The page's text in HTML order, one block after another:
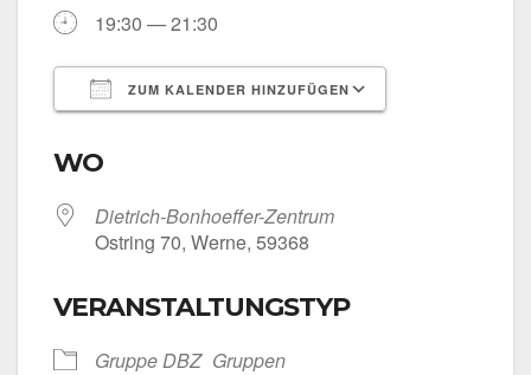
19:30 — 21:30
ZUM KALENDER HINZUFÜGEN
WO
Dietrich-Bonhoeffer-Zentrum
Ost­ring 70, Wer­ne, 59368
VERANSTALTUNGSTYP
Grup­pe DBZ Grup­pen